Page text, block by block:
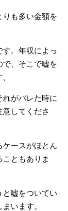
りも多い金額を
す。年収によっ
で、そこで嘘を
れがバレた時に
してくださ
ケースがほとん
ともありま
と嘘をついてい
います。